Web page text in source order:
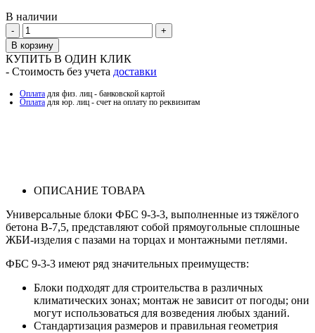
В наличии
Количество
В корзину
КУПИТЬ В ОДИН КЛИК
- Стоимость без учета доставки
Оплата для физ. лиц - банковской картой
Оплата для юр. лиц - счет на оплату по реквизитам
ОПИСАНИЕ ТОВАРА
Универсальные блоки ФБС 9-3-3, выполненные из тяжёлого
бетона В-7,5, представляют собой прямоугольные сплошные
ЖБИ-изделия с пазами на торцах и монтажными петлями.
ФБС 9-3-3 имеют ряд значительных преимуществ:
Блоки подходят для строительства в различных
климатических зонах; монтаж не зависит от погоды; они
могут использоваться для возведения любых зданий.
Стандартизация размеров и правильная геометрия